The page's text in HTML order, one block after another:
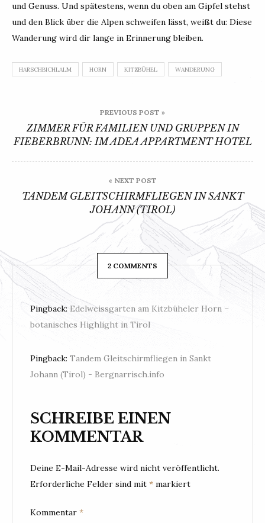
und Genuss. Und spätestens, wenn du oben am Gipfel stehst
und den Blick über die Alpen schweifen lässt, weißt du: Diese
Wanderung wird dir lange in Erinnerung bleiben.
HARSCHBICHLALM HORN KITZBÜHEL WANDERUNG
PREVIOUS POST »
ZIMMER FÜR FAMILIEN UND GRUPPEN IN
FIEBERBRUNN: IM ADEA APPARTMENT HOTEL
« NEXT POST
TANDEM GLEITSCHIRMFLIEGEN IN SANKT
JOHANN (TIROL)
2 COMMENTS
Pingback:Edelweissgarten am Kitzbüheler Horn –
botanisches Highlight in Tirol
Pingback: Tandem Gleitschirmfliegen in Sankt
Johann (Tirol) - Bergnarrisch.info
SCHREIBE EINEN
KOMMENTAR
Deine E-Mail-Adresse wird nicht veröffentlicht.
Erforderliche Felder sind mit * markiert
Kommentar *